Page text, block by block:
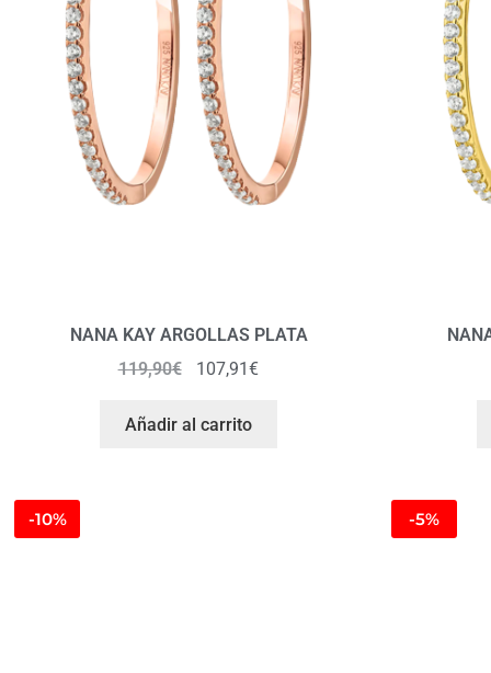
NANA KAY ARGOLLAS PLATA
119,90€ 107,91€
Añadir al carrito
-10% -5%